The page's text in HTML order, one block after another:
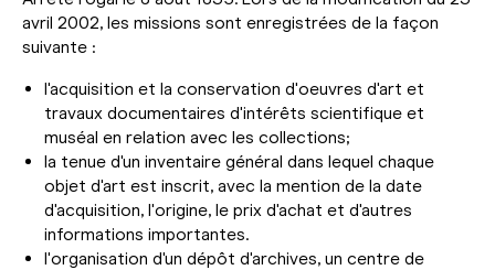
avril 2002, les missions sont enregistrées de la façon
suivante :
l'acquisition et la conservation d'oeuvres d'art et
travaux documentaires d'intérêts scientifique et
muséal en relation avec les collections;
la tenue d'un inventaire général dans lequel chaque
objet d'art est inscrit, avec la mention de la date
d'acquisition, l'origine, le prix d'achat et d'autres
informations importantes.
l'organisation d'un dépôt d'archives, un centre de